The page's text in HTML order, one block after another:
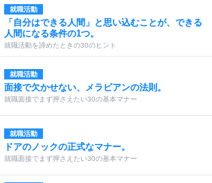
就職活動
「自分はできる人間」と思い込むことが、できる
人間になる条件の1つ。
就職活動を諦めたときの30のヒント
就職活動
面接で欠かせない、メラビアンの法則。
就職面接でまず押さえたい30の基本マナー
就職活動
ドアのノックの正式なマナー。
就職面接でまず押さえたい30の基本マナー